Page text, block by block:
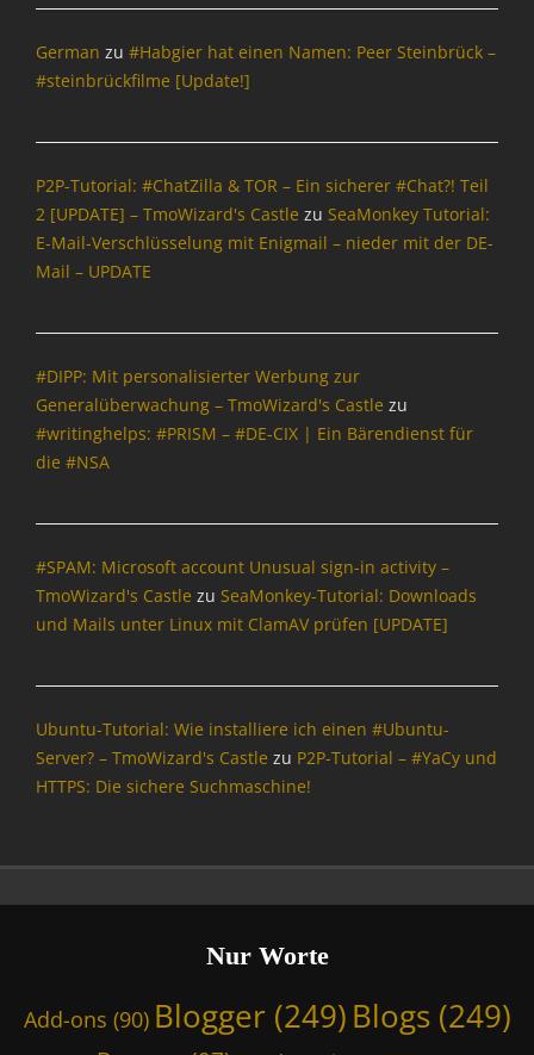
k
a
t
e
n
,
I
n
m
a
n
i
n
,
a
German zu #Habgier hat einen Namen: Peer Steinbrück –
#steinbrückfilme [Update!]
P2P-Tutorial: #ChatZilla & TOR – Ein sicherer #Chat?! Teil
2 [UPDATE] – TmoWizard's Castle zu SeaMonkey Tutorial:
E-Mail-Verschlüsselung mit Enigmail – nieder mit der DE-
Mail – UPDATE
#DIPP: Mit personalisierter Werbung zur
Generalüberwachung – TmoWizard's Castle zu
#writinghelps: #PRISM – #DE-CIX | Ein Bärendienst für
die #NSA
#SPAM: Microsoft account Unusual sign-in activity –
TmoWizard's Castle zu SeaMonkey-Tutorial: Downloads
und Mails unter Linux mit ClamAV prüfen [UPDATE]
Ubuntu-Tutorial: Wie installiere ich einen #Ubuntu-
Server? – TmoWizard's Castle zu P2P-Tutorial – #YaCy und
HTTPS: Die sichere Suchmaschine!
Nur Worte
Add-ons (90) Blogger (249) Blogs(249)